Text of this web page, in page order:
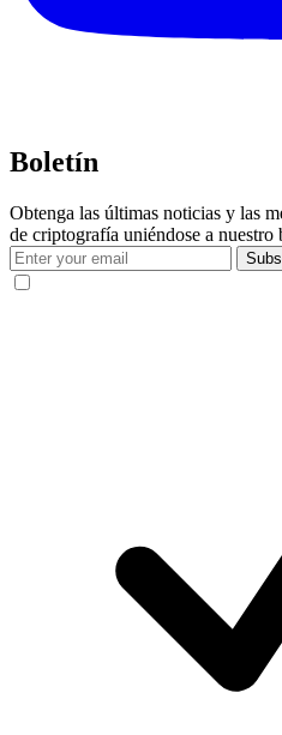
Boletín
Obtenga las últimas noticias y las
de criptografía uniéndose a nuestro